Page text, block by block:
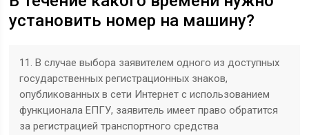
установить номер на машину?
11. В случае выбора заявителем одного из доступных
государственных регистрационных знаков,
опубликованных в сети Интернет с использованием
функционала ЕПГУ, заявитель имеет право обратится
за регистрацией транспортного средства